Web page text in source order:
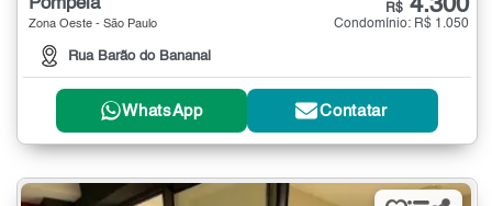
Pompéia
Zona Oeste - São Paulo
Rua Barão do Bananal
R$ 4.300
Condomínio: R$ 1.050
WhatsApp Contatar